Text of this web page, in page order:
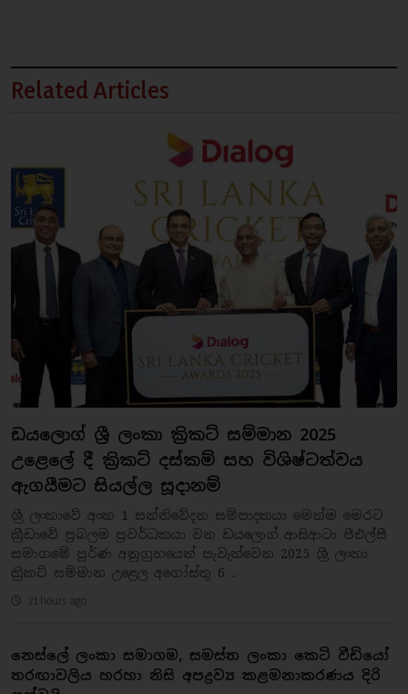
Related Articles
ඩයලොග් ශ්‍රී ලංකා ක්‍රිකට් සම්මාන 2025
උළෙලේ දී ක්‍රිකට් දස්කම් සහ විශිෂ්ටත්වය
ඇගයීමට සියල්ල සූදානම්
ශ්‍රී ලංකාවේ අංක 1 සන්නිවේදන සම්පාදකයා මෙන්ම මෙරට
ක්‍රීඩාවේ ප්‍රබලම ප්‍රවර්ධකයා වන ඩයලොග් ආසිආටා පීඑල්සී
සමාගමේ පූර්ණ අනුග්‍රහයෙන් පැවැත්වෙන 2025 ශ්‍රී ලංකා
ක්‍රිකට් සම්මාන උළෙල අගෝස්තු 6 ..
21 hours ago
නෙස්ලේ ලංකා සමාගම, සමස්ත ලංකා කෙටි වීඩියෝ
තරඟාවලිය හරහා නිසි අපද්‍රව්‍ය කළමනාකරණය දිරි